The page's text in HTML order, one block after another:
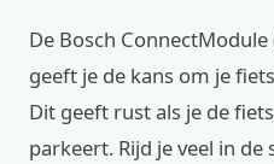
De Bosch
geeft je de kans om je
Dit geeft rust als je de
parkeert. Rijd je veel in de